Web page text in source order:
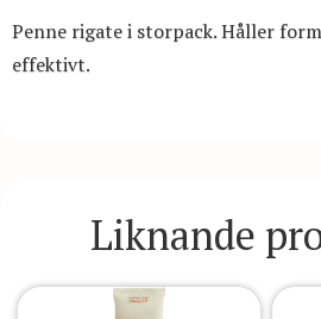
Penne rigate i storpack. Håller
effektivt.
Liknande